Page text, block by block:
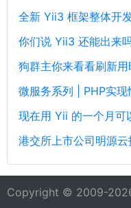
全新 Yii3 框架整体开
你们说 Yii3 还能出来
狗群主你来看看刷新用
现在用 Yii 的一个月可
港交所上市公司明源
Copyright © 2009-